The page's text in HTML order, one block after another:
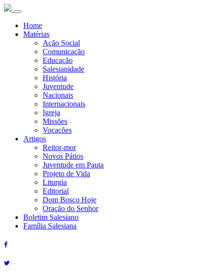
Home
Matérias
Ação Social
Comunicação
Educação
Salesianidade
História
Juventude
Nacionais
Internacionais
Igreja
Missões
Vocações
Artigos
Reitor-mor
Novos Pátios
Juventude em Pauta
Projeto de Vida
Liturgia
Editorial
Dom Bosco Hoje
Oração do Senhor
Boletim Salesiano
Família Salesiana